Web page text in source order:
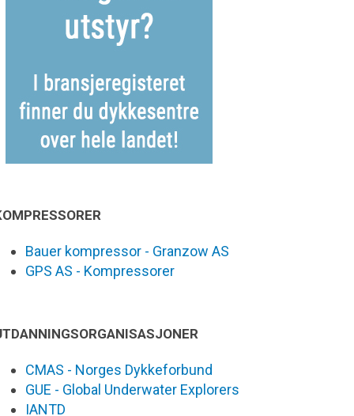
Bauer kompressor - Granzow AS
GPS AS - Kompressorer
CMAS - Norges Dykkeforbund
GUE - Global Underwater Explorers
IANTD